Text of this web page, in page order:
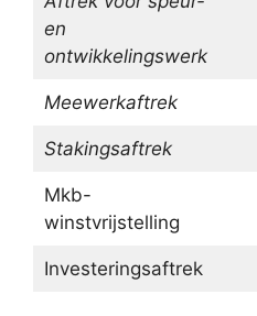
en
ontwikkelingswerk
Meewerkaftrek
Stakingsaftrek
Mkb-
winstvrijstelling
Investeringsaftrek